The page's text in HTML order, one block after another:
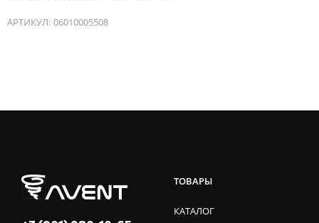
АРТИКУЛ: 06010005508
ТОВАРЫ
КАТАЛОГ